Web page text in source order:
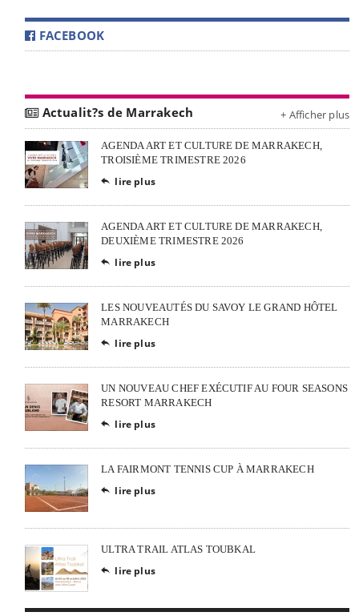
FACEBOOK
Actualit?s de Marrakech + Afficher plus
AGENDA ART ET CULTURE DE MARRAKECH,
TROISIÈME TRIMESTRE 2026
 lire plus
AGENDA ART ET CULTURE DE MARRAKECH,
DEUXIÈME TRIMESTRE 2026
 lire plus
LES NOUVEAUTÉS DU SAVOY LE GRAND HÔTEL
MARRAKECH
 lire plus
UN NOUVEAU CHEF EXÉCUTIF AU FOUR SEASONS
RESORT MARRAKECH
 lire plus
LA FAIRMONT TENNIS CUP À MARRAKECH
 lire plus
ULTRA TRAIL ATLAS TOUBKAL
 lire plus